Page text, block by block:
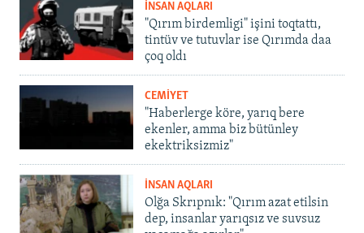
İNSAN AQLARI
"Qırım birdemligi" işini toqtattı,
tintüv ve tutuvlar ise Qırımda daa
çoq oldı
CEMİYET
"Haberlerge köre, yarıq bere
ekenler, amma biz bütünley
ekektriksizmiz"
İNSAN AQLARI
Olğa Skrıpnık: "Qırım azat etilsin
dep, insanlar yarıqsız ve suvsuz